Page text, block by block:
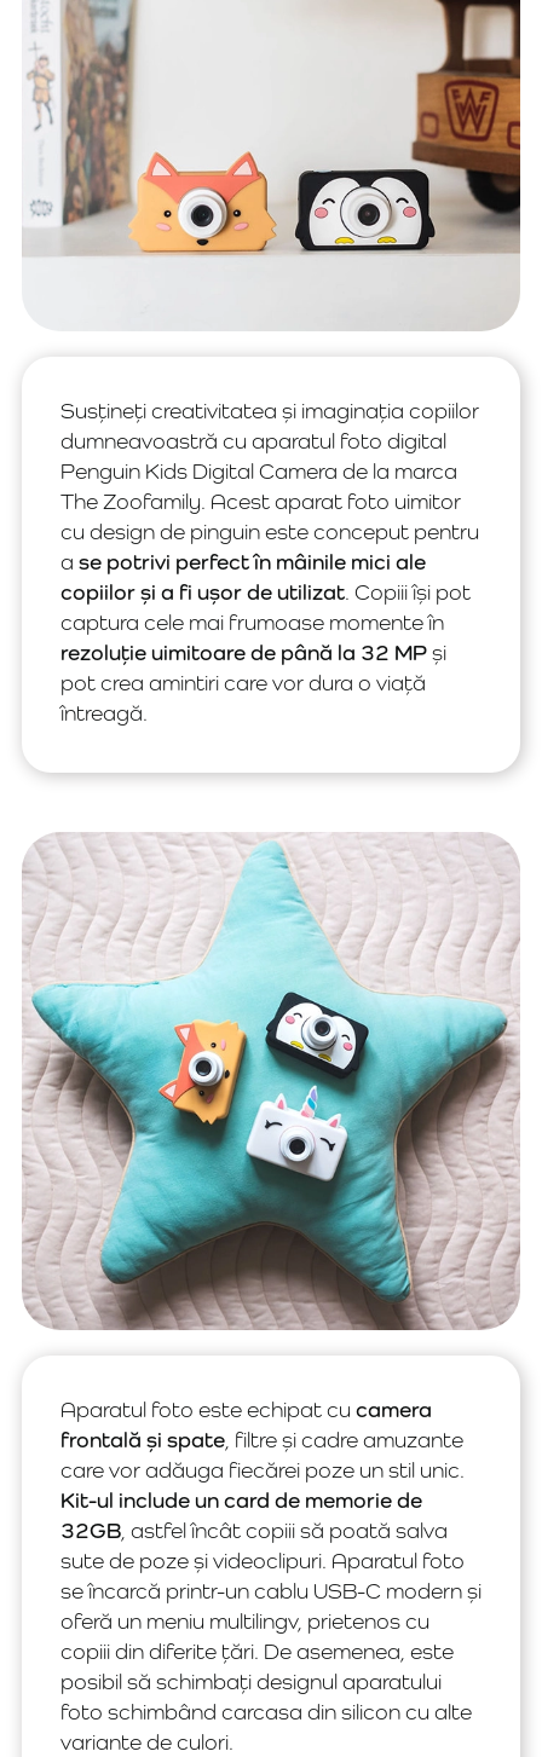
Susțineți creativitatea și imaginația copiilor
dumneavoastră cu aparatul foto digital
Penguin Kids Digital Camera de la marca
The Zoofamily. Acest aparat foto uimitor
cu design de pinguin este conceput pentru
a se potrivi perfect în mâinile mici ale
copiilor și a fi ușor de utilizat. Copiii își pot
captura cele mai frumoase momente în
rezoluție uimitoare de până la 32 MPși
pot crea amintiri care vor dura o viață
întreagă.
Aparatul foto este echipat cu camera
frontală și spate , filtre și cadre amuzante
care vor adăuga fiecărei poze un stil unic.
Kit-ul include un card de memorie de
32GB , astfel încât copiii să poată salva
sute de poze și videoclipuri. Aparatul foto
se încarcă printr-un cablu USB-C modern și
oferă un meniu multilingv, prietenos cu
copiii din diferite țări. De asemenea, este
posibil să schimbați designul aparatului
foto schimbând carcasa din silicon cu alte
variante de culori.